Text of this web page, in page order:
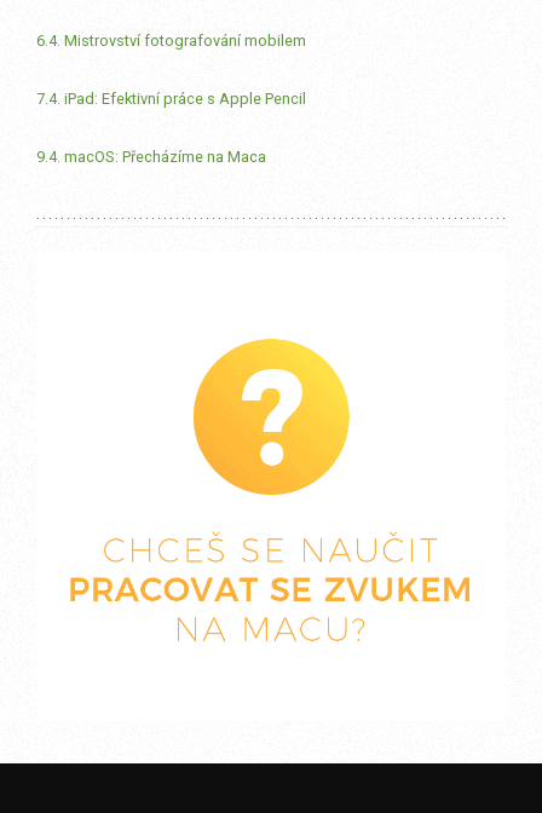
6.4. Mistrovství fotografování mobilem
7.4. iPad: Efektivní práce s Apple Pencil
9.4. macOS: Přecházíme na Maca